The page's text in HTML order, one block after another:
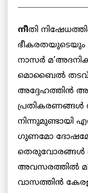
നീതി
നാസര്‍
മൊബൈല്‍ തടവ്
അദ്ദേഹത്തിന്‍
പ്രതികരണങ്ങള്‍
നിന്നുമുണ്ടായി
ഗുണമോ
തെരുവോരങ്ങള്‍
അവസരത്തില്‍
വാസത്തിന്‍